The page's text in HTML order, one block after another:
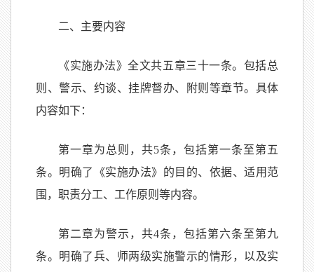
二、主要内容
《实施办法》全文共五章三十一条。包括总
则、警示、约谈、挂牌督办、附则等章节。具体
内容如下：
第一章为总则，共5条，包括第一条至第五
条。明确了《实施办法》的目的、依据、适用范
围，职责分工、工作原则等内容。
第二章为警示，共4条，包括第六条至第九
条。明确了兵、师两级实施警示的情形，以及实